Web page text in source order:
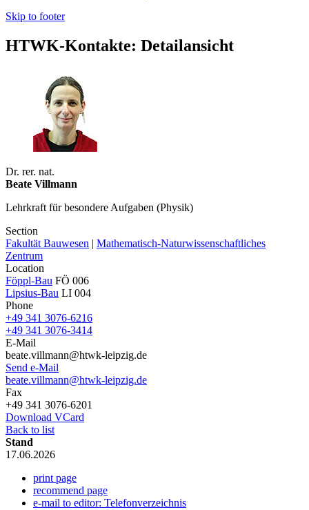
Skip to footer
HTWK-Kontakte: Detailansicht
Dr. rer. nat.
Beate Villmann
Lehrkraft für besondere Aufgaben (Physik)
Section
Fakultät Bauwesen | Mathematisch-Naturwissenschaftliches
Zentrum
Location
Föppl-Bau FÖ 006
Lipsius-Bau LI 004
Phone
+49 341 3076-6216
+49 341 3076-3414
E-Mail
beate.villmann@htwk-leipzig.de
Send e-Mail
beate.villmann@htwk-leipzig.de
Fax
+49 341 3076-6201
Download VCard
Back to list
Stand
17.06.2026
print page
recommend page
e-mail to editor: Telefonverzeichnis